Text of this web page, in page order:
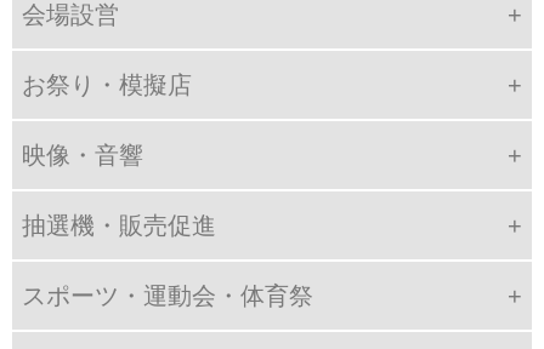
会場設営
お祭り・模擬店
映像・音響
抽選機・販売促進
スポーツ・運動会・体育祭